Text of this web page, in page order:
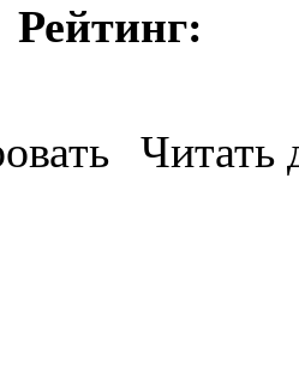
Рейтинг:
Читать